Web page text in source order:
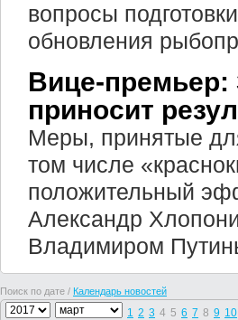
вопросы
обновления
Вице-премьер:
приносит
Меры, принятые
том числе
положительный
Александр
Владимиром
Поиск по дате / Календарь новостей
1 2 3 4 5 6 7 8 9 10